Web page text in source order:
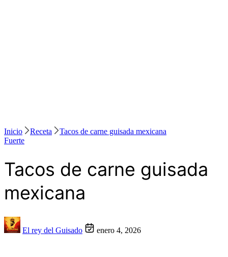
Inicio Receta
Tacos de carne guisada mexicana
Fuerte
Tacos de carne guisada
mexicana
El rey del Guisado enero 4, 2026